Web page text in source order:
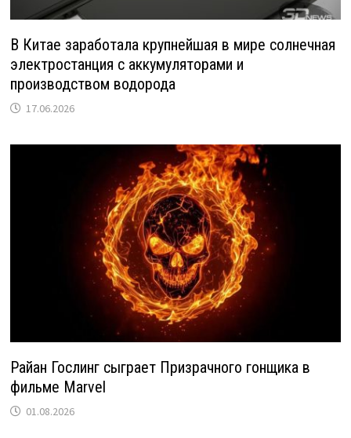
В Китае заработала крупнейшая в мире солнечная
электростанция с аккумуляторами и
производством водорода
17.06.2026
Райан Гослинг сыграет Призрачного гонщика в
фильме Marvel
01.08.2026